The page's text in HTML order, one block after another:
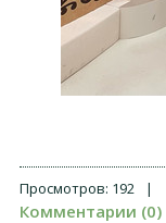
Просмотров: 192 |
Комментарии (0)